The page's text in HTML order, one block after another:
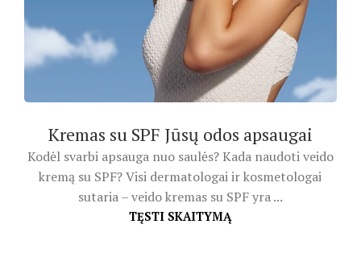
Kremas su SPF Jūsų odos apsaugai
Kodėl svarbi apsauga nuo saulės? Kada naudoti veido
kremą su SPF? Visi dermatologai ir kosmetologai
sutaria – veido kremas su SPF yra ...
TĘSTI SKAITYMĄ